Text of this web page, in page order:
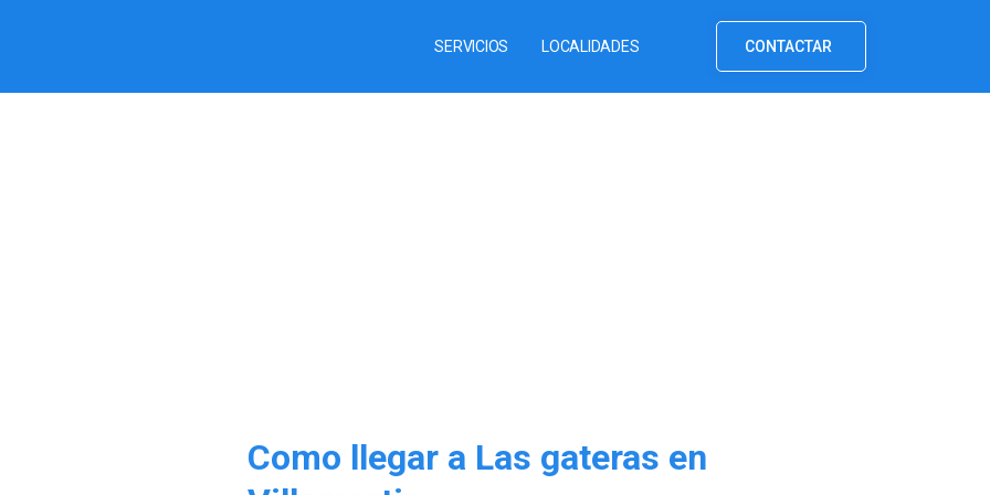
SERVICIOS LOCALIDADES CONTACTAR
Como llegar a Las gateras en